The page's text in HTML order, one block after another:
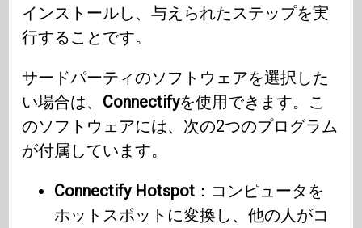
インストールし、与えられたステップを実
行することです。
サードパーティのソフトウェアを選択した
い場合は、 Connectifyを使用できます。こ
のソフトウェアには、次の2つのプログラム
が付属しています。
Connectify Hotspot ：コンピュータを
ホットスポットに変換し、他の人がコ